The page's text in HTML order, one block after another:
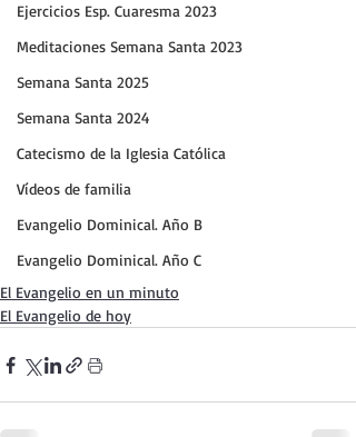
Ejercicios Esp. Cuaresma 2023
Meditaciones Semana Santa 2023
Semana Santa 2025
Semana Santa 2024
Catecismo de la Iglesia Católica
Vídeos de familia
Evangelio Dominical. Año B
Evangelio Dominical. Año C
El Evangelio en un minuto
El Evangelio de hoy